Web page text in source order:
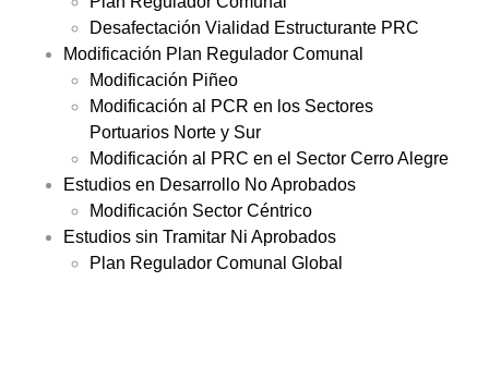
Desafectación Vialidad Estructurante PRC
Modificación Plan Regulador Comunal
Modificación Piñeo
Modificación al PCR en los Sectores
Portuarios Norte y Sur
Modificación al PRC en el Sector Cerro Alegre
Estudios en Desarrollo No Aprobados
Modificación Sector Céntrico
Estudios sin Tramitar Ni Aprobados
Plan Regulador Comunal Global